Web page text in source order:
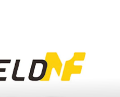
詳細を見る